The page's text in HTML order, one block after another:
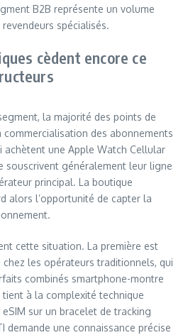
B2B représente un volume
spécialisés.
cèdent encore ce
la majorité des points de
commercialisation des abonnements
achètent une Apple Watch Cellular
souscrivent généralement leur ligne
principal. La boutique
alors l’opportunité de capter la
cette situation. La première est
chez les opérateurs traditionnels, qui
combinés smartphone-montre
à la complexité technique
eSIM sur un bracelet de tracking
demande une connaissance précise